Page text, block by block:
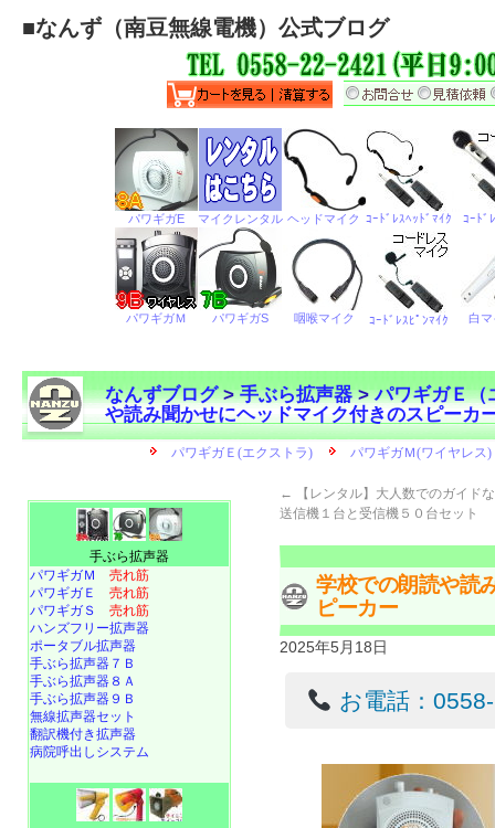
■なんず（南豆無線電機）公式ブログ
なんずブログ>手ぶら拡声器>パワギガＥ（
や読み聞かせにヘッドマイク付きのスピーカ
←
【レンタル】大人数でのガイ
送信機１台と受信機５０台セット
学校での朗読や読
ピーカー
2025年5月18日
お電話：
手ぶら拡声器
パワギガＭ 売れ筋
パワギガＥ 売れ筋
パワギガＳ 売れ筋
ハンズフリー拡声器
ポータブル拡声器
手ぶら拡声器７Ｂ
手ぶら拡声器８Ａ
手ぶら拡声器９Ｂ
無線拡声器セット
翻訳機付き拡声器
病院呼出しシステム